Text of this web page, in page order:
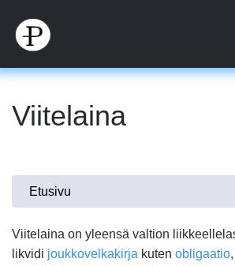
pääsisältöön
Viitelaina
Olet
täällä
Etusivu
Viitelaina on yleensä valtion
likvidi joukkovelkakirja kuten obligaatio